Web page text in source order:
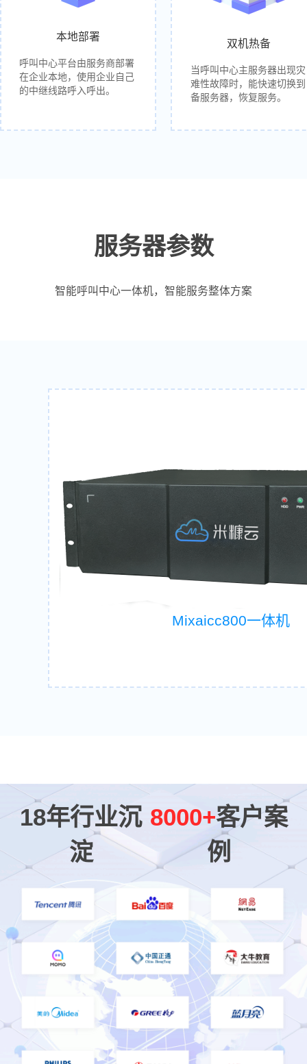
本地部署
呼叫中心平台由服务商部署
在企业本地，使用企业自己
的中继线路呼入呼出。
双机热备
当呼叫中心主服务器出现灾
难性故障时，能快速切换到
备服务器，恢复服务。
服务器参数
智能呼叫中心一体机，智能服务整体方案
Mixaicc800一体机
18年行业沉
淀
8000+客户案
例